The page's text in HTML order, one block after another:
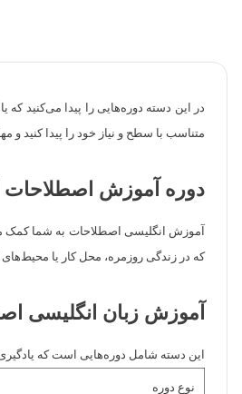
در این دسته دوره‌هایی را پیدا می‌کنید
متناسب با سطح و نیاز خود را پیدا کنید و
دوره آموزش
آموزش انگلیسی اصطلاحات به شما کمک
که در زندگی روزمره، محل کار یا
آموزش زبان انگلیسی
این دسته شامل دوره‌هایی است که
نوع دوره